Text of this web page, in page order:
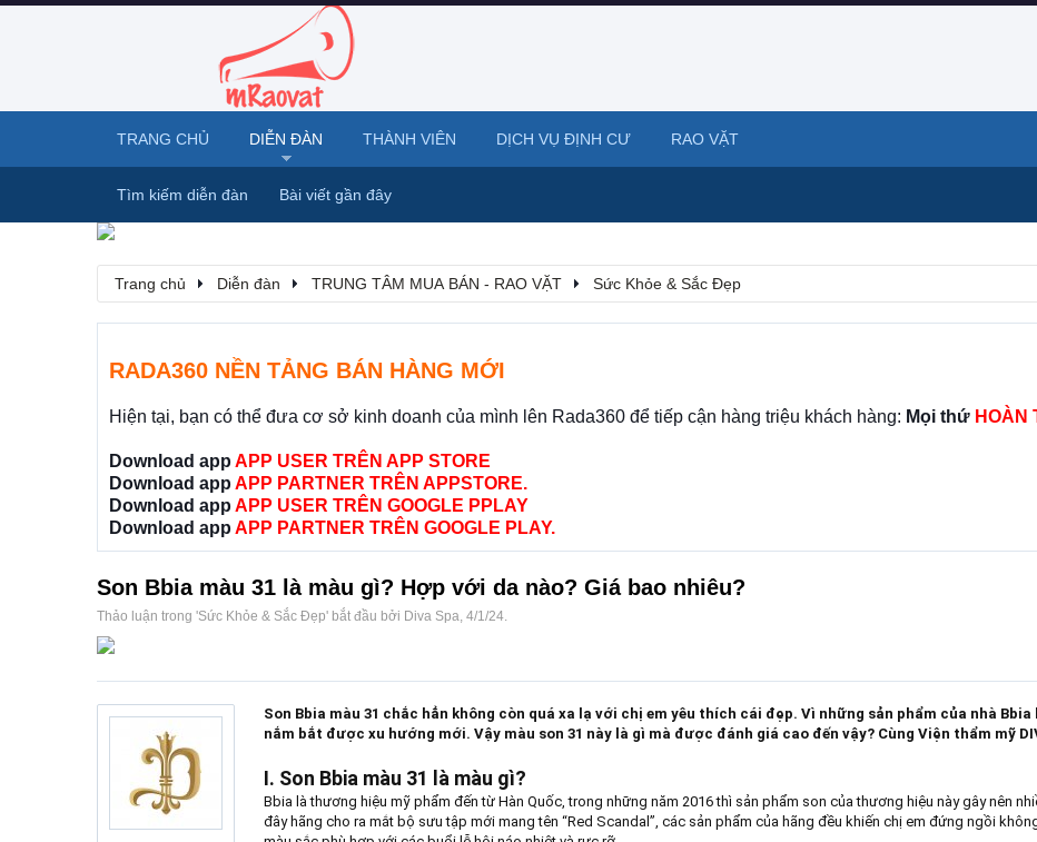
Trang chủ Diễn đàn TRUNG TÂM MUA BÁN - RAO VẶT Sức Khỏe & Sắc Đẹp
RADA360 NỀN TẢNG BÁN HÀNG MỚI
Hiện tại, bạn có thể đưa cơ sở kinh doanh của mình lên Rada360 để tiếp cận hàng triệu khách hàng: Mọi thứ HOÀN
Download app APP USER TRÊN APP STORE
Download app APP PARTNER TRÊN APPSTORE.
Download app APP USER TRÊN GOOGLE PPLAY
Download app APP PARTNER TRÊN GOOGLE PLAY.
Son Bbia màu 31 là màu gì? Hợp với da nào? Giá bao nhiêu?
Thảo luận trong 'Sức Khỏe & Sắc Đẹp' bắt đầu bởi Diva Spa, 4/1/24.
Son Bbia màu 31 chắc hẳn không còn quá xa lạ với chị em yêu thích cái đẹp. Vì những sản phẩm của nhà
nắm bắt được xu hướng mới. Vậy màu son 31 này là gì mà được đánh giá cao đến vậy? Cùng Viện thẩm mỹ
I. Son Bbia màu 31 là màu gì?
Bbia là thương hiệu mỹ phẩm đến từ Hàn Quốc, trong những năm 2016 thì sản phẩm son của thương hiệu này gây nên
đây hãng cho ra mắt bộ sưu tập mới mang tên “Red Scandal”, các sản phẩm của hãng đều khiến chị em đứng ngồi
TRANG CHỦ DIỄN ĐÀN
Tìm kiếm diễn đàn Bài viết gần đây
THÀNH VIÊN DỊCH VỤ ĐỊNH CƯ RAO VẶT